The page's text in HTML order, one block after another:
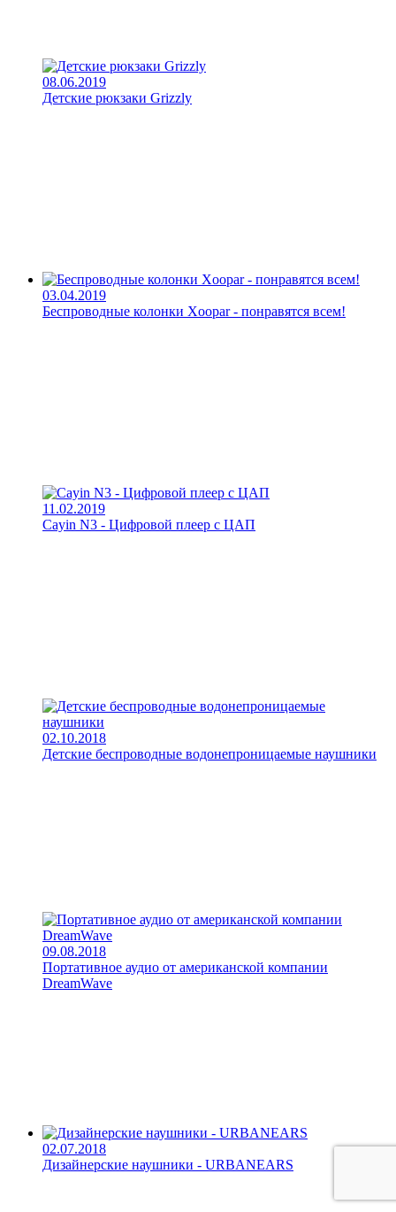
08.06.2019
Детские рюкзаки Grizzly
03.04.2019
Беспроводные колонки Xoopar - понравятся всем!
11.02.2019
Cayin N3 - Цифровой плеер с ЦАП
02.10.2018
Детские беспроводные водонепроницаемые наушники
09.08.2018
Портативное аудио от американской компании
DreamWave
02.07.2018
Дизайнерские наушники - URBANEARS